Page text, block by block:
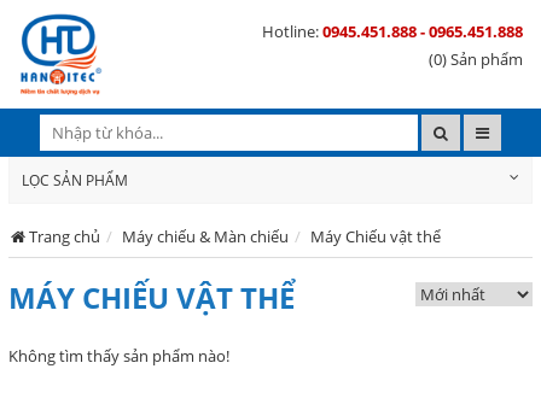
Hotline:0945.451.888 - 0965.451.888
(0) Sản phẩm
LỌC SẢN PHẨM
Trang chủ Máy chiếu & Màn chiếu Máy Chiếu vật thể
MÁY CHIẾU VẬT THỂ
Không tìm thấy sản phẩm nào!